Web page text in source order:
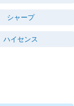
シャープ
ハイセンス